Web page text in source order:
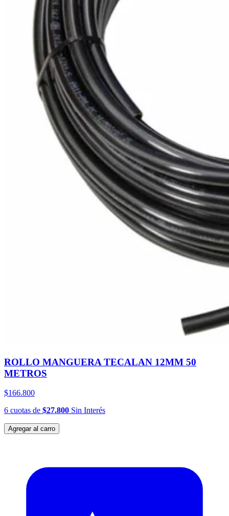
ROLLO MANGUERA TECALAN 12MM 50
METROS
$166.800
6 cuotas de $27.800 Sin Interés
Agregar al carro